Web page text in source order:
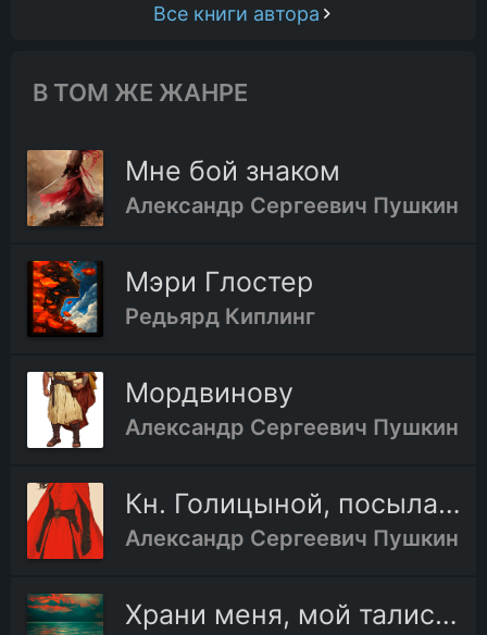
Все книги автора
В ТОМ ЖЕ ЖАНРЕ
Мне бой знаком
Александр Сергеевич Пушкин
Мэри Глостер
Редьярд Киплинг
Мордвинову
Александр Сергеевич Пушкин
Кн. Голицыной, посылая ей оду «Вольность»
Александр Сергеевич Пушкин
Храни меня, мой талисман